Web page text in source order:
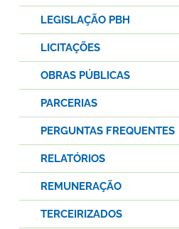
LEGISLAÇÃO PBH
LICITAÇÕES
OBRAS PÚBLICAS
PARCERIAS
PERGUNTAS FREQUENTES
RELATÓRIOS
REMUNERAÇÃO
TERCEIRIZADOS